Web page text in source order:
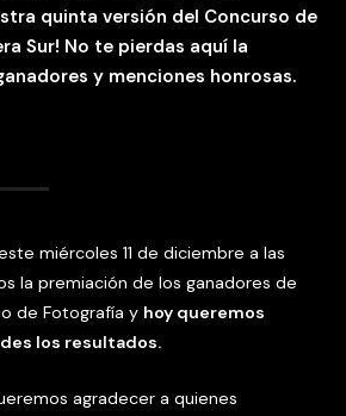
quinta versión del Concurso de
Sur! No te pierdas aquí la
y menciones honrosas.
miércoles 11 de diciembre a las
la premiación de los ganadores de
de Fotografía y hoy queremos
los resultados.
agradecer a quienes